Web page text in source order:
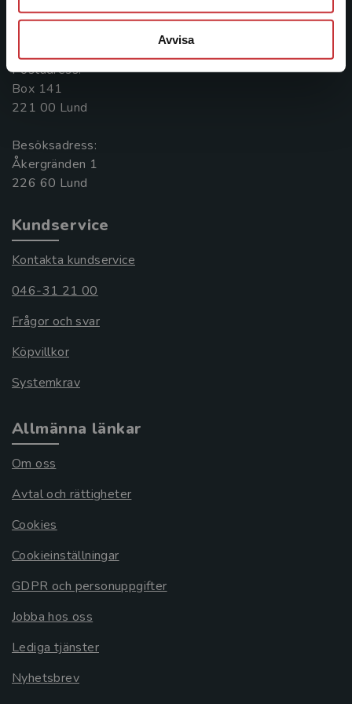
Avvisa
Kontakta oss
Postadress:
Box 141
221 00 Lund
Besöksadress:
Åkergränden 1
Kundservice
Kontakta kundservice
046-31 21 00
Frågor och svar
Köpvillkor
Systemkrav
Allmänna länkar
Om oss
Avtal och rättigheter
Cookies
Cookieinställningar
GDPR och personuppgifter
Jobba hos oss
Lediga tjänster
Nyhetsbrev